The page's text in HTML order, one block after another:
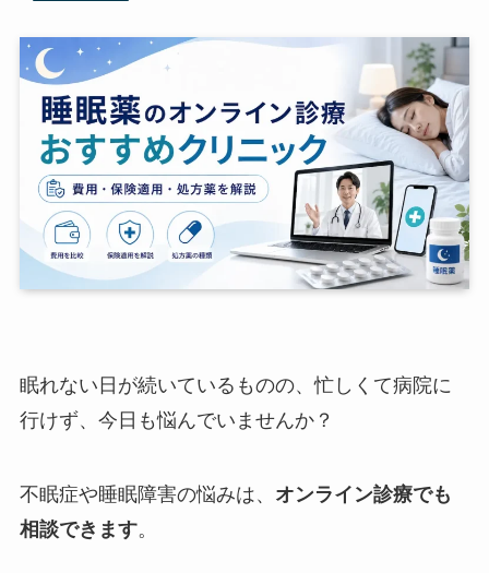
眠れない日が続いているものの、忙しくて病院に
行けず、今日も悩んでいませんか？
不眠症や睡眠障害の悩みは、 オンライン診療でも
相談できます。